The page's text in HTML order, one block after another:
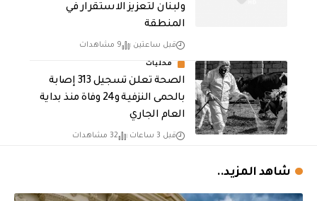
ولبنان لتعزيز الاستقرار في
المنطقة
قبل ساعتين 9 مشاهدات
محليات
الصحة تعلن تسجيل 313 إصابة
بالحمى النزفية و24 وفاة منذ بداية
العام الجاري
قبل 3 ساعات 32 مشاهدات
شاهد المزيد..